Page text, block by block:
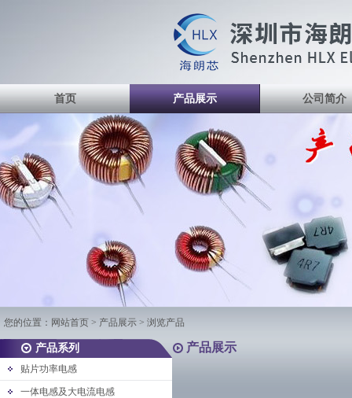
首页 产品展示 公司简介
您的位置： 网站首页 > 产品展示 > 浏览产品
产品系列
贴片功率电感
一体电感及大电流电感
产品展示